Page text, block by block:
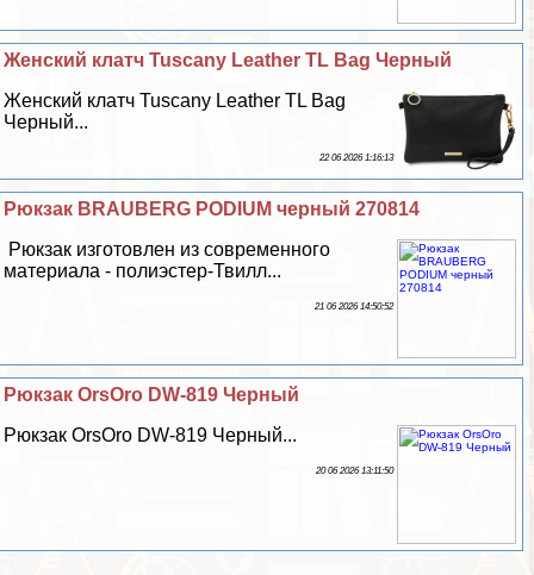
Женский клатч Tuscany Leather TL Bag Черный
Женский клатч Tuscany Leather TL Bag
Черный...
22 06 2026 1:16:13
Рюкзак BRAUBERG PODIUM черный 270814
Рюкзак изготовлен из современного
материала - полиэстер-Твилл...
21 06 2026 14:50:52
Рюкзак OrsOro DW-819 Черный
Рюкзак OrsOro DW-819 Черный...
20 06 2026 13:11:50